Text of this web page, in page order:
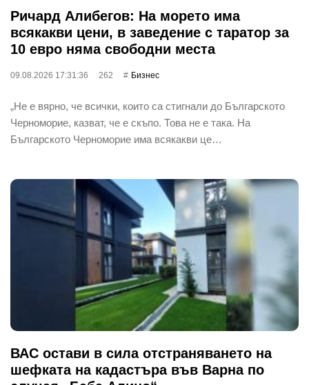
Ричард Алибегов: На морето има
всякакви цени, в заведение с таратор за
10 евро няма свободни места
09.08.2026 17:31:36 262 Бизнес
„Не е вярно, че всички, които са стигнали до Българското
Черноморие, казват, че е скъпо. Това не е така. На
Българското Черноморие има всякакви це…
ВАС остави в сила отстраняването на
шефката на кадастъра във Варна по